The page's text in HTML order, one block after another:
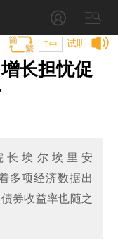
试听
T中
长担忧促
埃尔埃里安
多项经济数据出
券收益率也随之